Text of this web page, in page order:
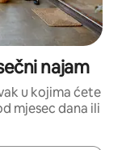
najam
u kojima ćete
mjesec dana ili